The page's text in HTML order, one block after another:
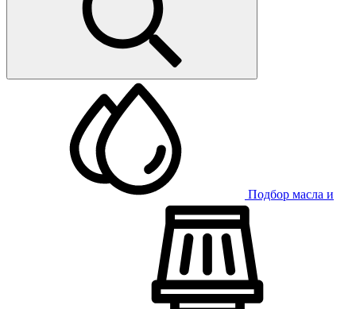
Подбор масла и